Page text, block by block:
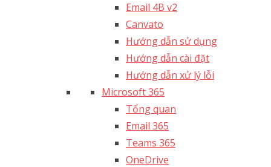
Email 4B v2
Canvato
Hướng dẫn sử dụng
Hướng dẫn cài đặt
Hướng dẫn xử lý lỗi
Microsoft 365
Tổng quan
Email 365
Teams 365
OneDrive